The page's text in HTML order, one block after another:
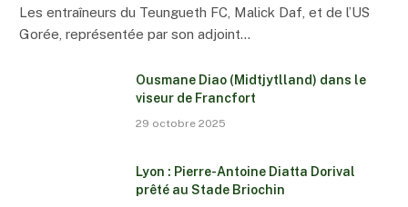
Les entraîneurs du Teungueth FC, Malick Daf, et de l’US
Gorée, représentée par son adjoint…
Ousmane Diao (Midtjytlland) dans le
viseur de Francfort
29 octobre 2025
Lyon : Pierre-Antoine Diatta Dorival
prêté au Stade Briochin